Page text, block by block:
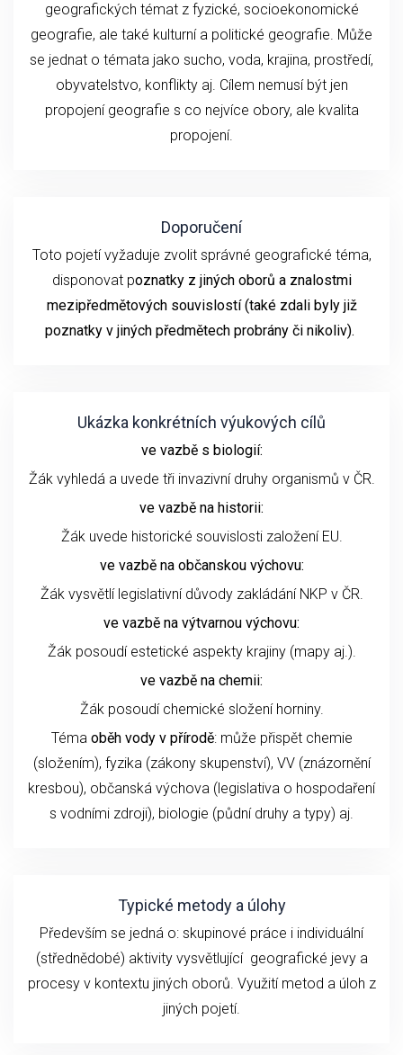
geografických témat z fyzické, socioekonomické
geografie, ale také kulturní a politické geografie. Může
se jednat o témata jako sucho, voda, krajina, prostředí,
obyvatelstvo, konflikty aj. Cílem nemusí být jen
propojení geografie s co nejvíce obory, ale kvalita
propojení.
Doporučení
Toto pojetí vyžaduje zvolit správné geografické téma,
disponovat poznatky z jiných oborů a znalostmi
mezipředmětových souvislostí (také zdali byly již
poznatky v jiných předmětech probrány či nikoliv).
Ukázka konkrétních výukových cílů
ve vazbě s biologií:
Žák vyhledá a uvede tři invazivní druhy organismů v ČR.
ve vazbě na historii:
Žák uvede historické souvislosti založení EU.
ve vazbě na občanskou výchovu:
Žák vysvětlí legislativní důvody zakládání NKP v ČR.
ve vazbě na výtvarnou výchovu:
Žák posoudí estetické aspekty krajiny (mapy aj.).
ve vazbě na chemii:
Žák posoudí chemické složení horniny.
Téma oběh vody v přírodě: může přispět chemie
(složením), fyzika (zákony skupenství), VV (znázornění
kresbou), občanská výchova (legislativa o hospodaření
s vodními zdroji), biologie (půdní druhy a typy) aj.
Typické metody a úlohy
Především se jedná o: skupinové práce i individuální
(střednědobé) aktivity vysvětlující geografické jevy a
procesy v kontextu jiných oborů. Využití metod a úloh z
jiných pojetí.